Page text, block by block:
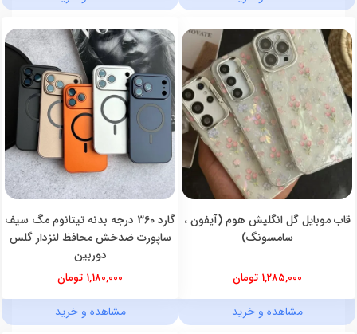
قاب موبایل گل انگلیش هوم (آیفون ،
سامسونگ)
1,285,000 تومان
مشاهده و خرید
گارد 360 درجه بدنه تیتانوم مگ سیف
ساپورت ضدخش محافظ لنزدار گلس
دوربین
1,180,000 تومان
مشاهده و خرید